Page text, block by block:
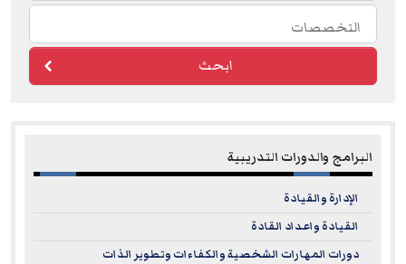
ابحث
البرامج والدورات التدريبية
الإدارة والقيادة
القيادة واعداد القادة
دورات المهارات الشخصية والكفاءات وتطوير الذات